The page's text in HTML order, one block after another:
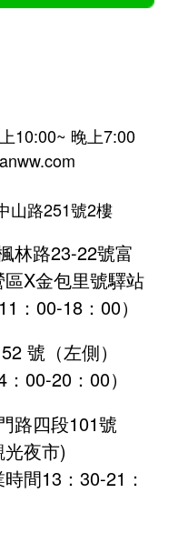
10:00~ 晚上7:00
山路251號2樓
林路23-22號富
包里號驛站
18：00）
號（左側）
：00-20：00）
路四段101號
觀光夜市)
時間13：30-21：